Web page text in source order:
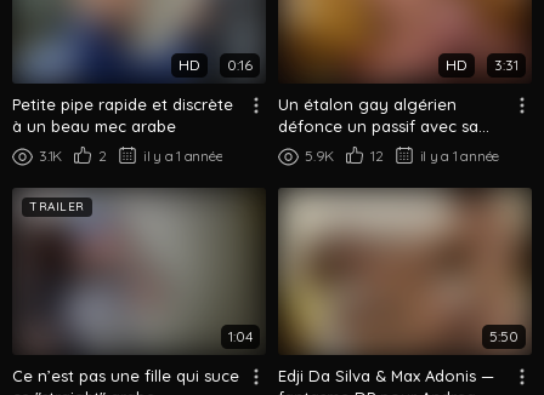
HD 0:16
Petite pipe rapide et discrète
à un beau mec arabe
3.1K 2 il y a 1 année
HD 3:31
Un étalon gay algérien
défonce un passif avec sa
grosse bite arabe
5.9K 12 il y a 1 année
TRAILER
1:04
Ce n’est pas une fille qui suce
5:50
Edji Da Silva & Max Adonis —